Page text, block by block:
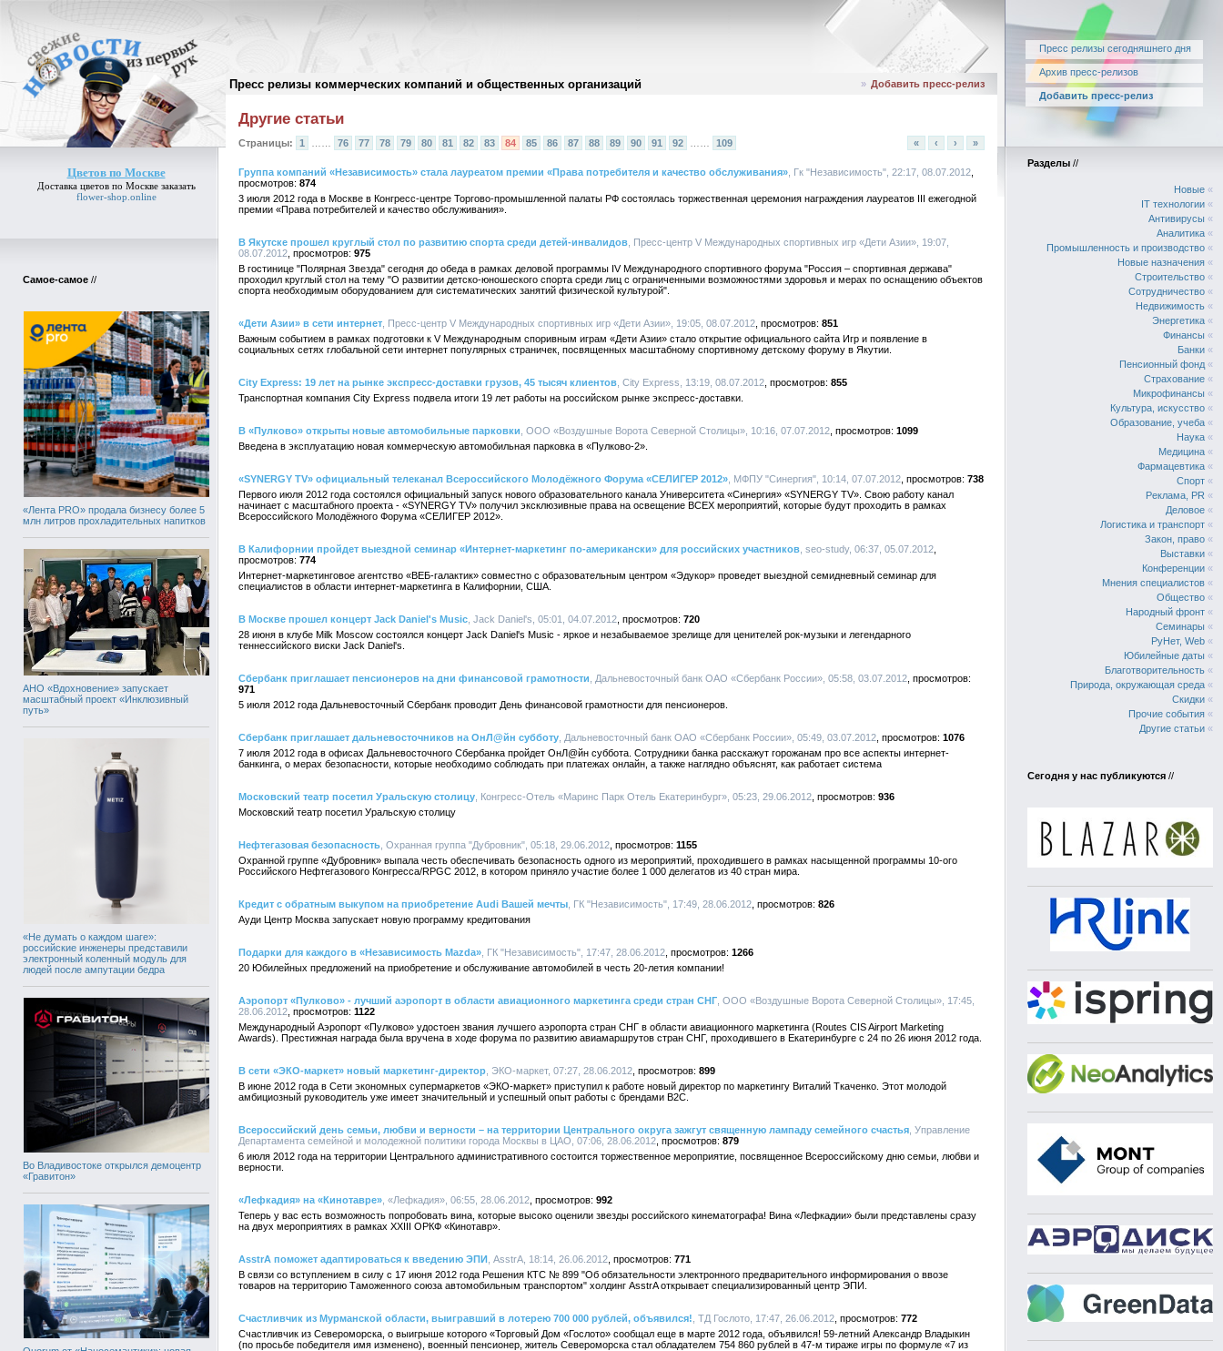
Пресс релизы коммерческих компаний и общественных организаций
Пресс релизы сегодняшнего дня
Архив пресс-релизов
Добавить пресс-релиз
Цветов по Москве
Доставка цветов по Москвезаказать
flower-shop.online
Самое-самое //
«Лента PRO» продала бизнесу более 5
млн литров прохладительных напитков
АНО «Вдохновение» запускает
масштабный проект «Инклюзивный
путь»
«Не думать о каждом шаге»:
российские инженеры представили
электронный коленный модуль для
людей после ампутации бедра
Во Владивостоке открылся демоцентр
«Гравитон»
Архив пресс-релизов// » Добавить пресс-релиз
Другие статьи
Страницы: 1 76 77 78 79 80 81 82 83 84 85 86 87 88 89 90 91 92 109 « ‹ › »
Группа компаний «Независимость» стала лауреатом премии «Права потребителя и качество обслуживания» , Гк "Независимость", 22:17, 08.07.2012
874
3 июля 2012 года в Москве в Конгресс-центре Торгово-промышленной палаты РФ состоялась торжественная церемония награждения лауреатов III ежегодной
премии «Права потребителей и качество обслуживания».
В Якутске прошел круглый стол по развитию спорта среди детей-инвалидов , Пресс-центр V Международных спортивных игр «Дети Азии», 19:07,
08.07.2012
975
В гостинице "Полярная Звезда" сегодня до обеда в рамках деловой программы IV Международного спортивного форума "Россия – спортивная держава"
проходил круглый стол на тему "О развитии детско-юношеского спорта среди лиц с ограниченными возможностями здоровья и мерах по оснащению объектов
спорта необходимым оборудованием для систематических занятий физической культурой".
«Дети Азии» в сети интернет , Пресс-центр V Международных спортивных игр «Дети Азии», 19:05, 08.07.2012
851
Важным событием в рамках подготовки к V Международным споривным играм «Дети Азии» стало открытие официального сайта Игр и появление в
социальных сетях глобальной сети интернет популярных страничек, посвященных масштабному спортивному детскому форуму в Якутии.
City Express: 19 лет на рынке экспресс-доставки грузов, 45 тысяч клиентов , City Express, 13:19, 08.07.2012
855
Транспортная компания City Express подвела итоги 19 лет работы на российском рынке экспресс-доставки.
В «Пулково» открыты новые автомобильные парковки , ООО «Воздушные Ворота Северной Столицы», 10:16, 07.07.2012
1099
Введена в эксплуатацию новая коммерческую автомобильная парковка в «Пулково-2».
«SYNERGY ТV» официальный телеканал Всероссийского Молодёжного Форума «СЕЛИГЕР 2012» , МФПУ "Синергия", 10:14, 07.07.2012
738
Первого июля 2012 года состоялся официальный запуск нового образовательного канала Университета «Синергия» «SYNERGY ТV». Свою работу канал
начинает с масштабного проекта - «SYNERGY ТV» получил эксклюзивные права на освещение ВСЕХ мероприятий, которые будут проходить в рамках
Всероссийского Молодёжного Форума «СЕЛИГЕР 2012».
В Калифорнии пройдет выездной семинар «Интернет-маркетинг по-американски» для российских участников , seo-study, 06:37, 05.07.2012
774
Интернет-маркетинговое агентство «ВЕБ-галактик» совместно с образовательным центром «Эдукор» проведет выездной семидневный семинар для
специалистов в области интернет-маркетинга в Калифорнии, США.
В Москве прошел концерт Jack Daniel's Music , Jack Daniel's, 05:01, 04.07.2012
720
28 июня в клубе Milk Moscow состоялся концерт Jack Daniel's Music - яркое и незабываемое зрелище для ценителей рок-музыки и легендарного
теннессийского виски Jack Daniel's.
Сбербанк приглашает пенсионеров на дни финансовой грамотности , Дальневосточный банк ОАО «Сбербанк России», 05:58, 03.07.2012
971
5 июля 2012 года Дальневосточный Сбербанк проводит День финансовой грамотности для пенсионеров.
Сбербанк приглашает дальневосточников на ОнЛ@йн субботу , Дальневосточный банк ОАО «Сбербанк России», 05:49, 03.07.2012
1076
7 июля 2012 года в офисах Дальневосточного Сбербанка пройдет ОнЛ@йн суббота. Сотрудники банка расскажут горожанам про все аспекты интернет-
банкинга, о мерах безопасности, которые необходимо соблюдать при платежах онлайн, а также наглядно объяснят, как работает система
Московский театр посетил Уральскую столицу , Конгресс-Отель «Маринс Парк Отель Екатеринбург», 05:23, 29.06.2012
936
Московский театр посетил Уральскую столицу
Нефтегазовая безопасность , Охранная группа "Дубровник", 05:18, 29.06.2012
1155
Охранной группе «Дубровник» выпала честь обеспечивать безопасность одного из мероприятий, проходившего в рамках насыщенной программы 10-ого
Российского Нефтегазового Конгресса/RPGC 2012, в котором приняло участие более 1 000 делегатов из 40 стран мира.
Кредит с обратным выкупом на приобретение Audi Вашей мечты , ГК "Независимость", 17:49, 28.06.2012
826
Ауди Центр Москва запускает новую программу кредитования
Подарки для каждого в «Независимость Mazda» , ГК "Независимость", 17:47, 28.06.2012
1266
20 Юбилейных предложений на приобретение и обслуживание автомобилей в честь 20-летия компании!
Аэропорт «Пулково» - лучший аэропорт в области авиационного маркетинга среди стран СНГ , ООО «Воздушные Ворота Северной Столицы», 17:45,
28.06.2012
1122
Международный Аэропорт «Пулково» удостоен звания лучшего аэропорта стран СНГ в области авиационного маркетинга (Routes CIS Airport Marketing
Awards). Престижная награда была вручена в ходе форума по развитию авиамаршрутов стран СНГ, проходившего в Екатеринбурге с 24 по 26 июня 2012 года.
В сети «ЭКО-маркет» новый маркетинг-директор , ЭКО-маркет, 07:27, 28.06.2012
899
В июне 2012 года в Сети экономных супермаркетов «ЭКО-маркет» приступил к работе новый директор по маркетингу Виталий Ткаченко. Этот молодой
амбициозный руководитель уже имеет значительный и успешный опыт работы с брендами В2С.
Всероссийский день семьи, любви и верности – на территории Центрального округа зажгут священную лампаду семейного счастья , Управление
Департамента семейной и молодежной политики города Москвы в ЦАО, 07:06, 28.06.2012
879
6 июля 2012 года на территории Центрального административного состоится торжественное мероприятие, посвященное Всероссийскому дню семьи, любви и
верности.
«Лефкадия» на «Кинотавре» , «Лефкадия», 06:55, 28.06.2012
992
Теперь у вас есть возможность попробовать вина, которые высоко оценили звезды российского кинематографа! Вина «Лефкадии» были представлены сразу
на двух мероприятиях в рамках XXIII ОРКФ «Кинотавр».
AsstrA поможет адаптироваться к введению ЭПИ , AsstrA, 18:14, 26.06.2012
771
В связи со вступлением в силу с 17 июня 2012 года Решения КТС № 899 "Об обязательности электронного предварительного информирования о ввозе
товаров на территорию Таможенного союза автомобильным транспортом" холдинг AsstrA открывает специализированный центр ЭПИ.
Счастливчик из Мурманской области, выигравший в лотерею 700 000 рублей, объявился! , ТД Гослото, 17:47, 26.06.2012
772
Счастливчик из Североморска, о выигрыше которого «Торговый Дом «Гослото» сообщал еще в марте 2012 года, объявился! 59-летний Александр Владыкин
(по просьбе победителя имя изменено), военный пенсионер, житель Североморска стал обладателем 754 860 рублей в 47-м тираже игры по формуле «7 из
Разделы //
Новые «
IT технологии «
Антивирусы «
Аналитика «
Промышленность и производство «
Новые назначения «
Строительство «
Сотрудничество «
Недвижимость «
Энергетика «
Финансы «
Банки «
Пенсионный фонд «
Страхование «
Микрофинансы «
Культура, искусство «
Образование, учеба «
Наука «
Медицина «
Фармацевтика «
Спорт «
Реклама, PR «
Деловое «
Логистика и транспорт «
Закон, право «
Выставки «
Конференции «
Мнения специалистов «
Общество «
Народный фронт «
Семинары «
РуНет, Web «
Юбилейные даты «
Благотворительность «
Природа, окружающая среда «
Скидки «
Прочие события «
Другие статьи «
Сегодня у нас публикуются //